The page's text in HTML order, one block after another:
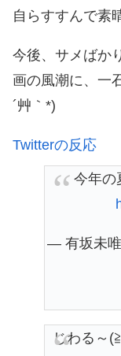
自らすすんで素
今後、サメばか
画の風潮に、一
´艸｀*)
Twitterの反応
今年の
— 有坂未唯
じわる～